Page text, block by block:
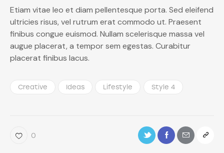
Etiam vitae leo et diam pellentesque porta. Sed eleifend
ultricies risus, vel rutrum erat commodo ut. Praesent
finibus congue euismod. Nullam scelerisque massa vel
augue placerat, a tempor sem egestas. Curabitur
placerat finibus lacus.
Creative Ideas Lifestyle Style 4
0